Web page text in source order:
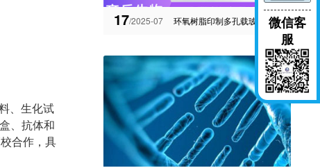
、生化试
、抗体和
合作，具
17/2025-07 环氧树脂印制多孔载玻片；环氧化玻片的应用
微信客
服